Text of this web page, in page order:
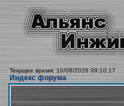
Текущее время: 10/08/2026 09:10:17
Индекс форума